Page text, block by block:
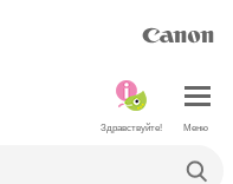
Меню
Здравствуйте!